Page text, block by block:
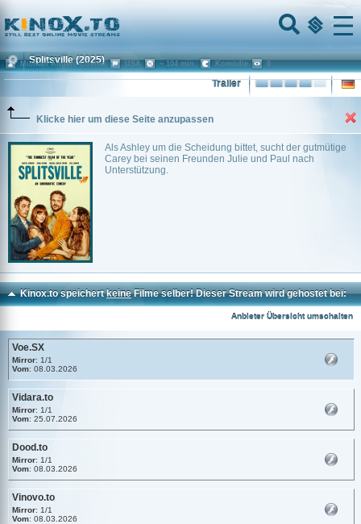
Home
Menu
Splitsville (2025)
Trailer
Klicke hier um diese Seite anzupassen
Als Ashley um die Scheidung bittet, sucht der gutmütige
Carey bei seinen Freunden Julie und Paul nach
Unterstützung.
Michael Angelo Covino USA ~ 104 min. Komödie 0
Kinox.to speichertkeineFilme selber! Dieser Stream wird gehostet bei:
Anbieter Übersicht umschalten
Voe.SX
Mirror: 1/1
Vom: 08.03.2026
Vidara.to
Mirror: 1/1
Vom: 25.07.2026
Dood.to
Mirror: 1/1
Vom: 08.03.2026
Vinovo.to
Mirror: 1/1
Vom: 08.03.2026